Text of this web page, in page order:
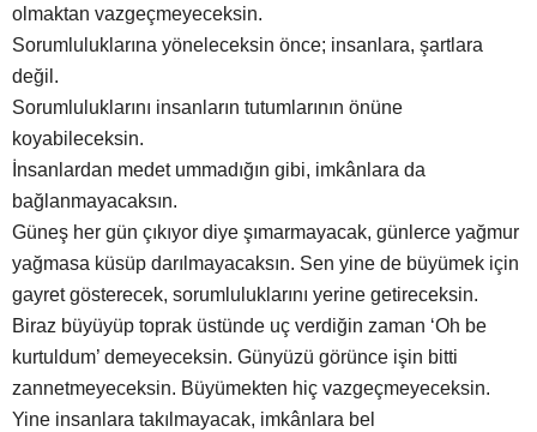
olmaktan vazgeçmeyeceksin.
Sorumluluklarına yöneleceksin önce; insanlara, şartlara
değil.
Sorumluluklarını insanların tutumlarının önüne
koyabileceksin.
İnsanlardan medet ummadığın gibi, imkânlara da
bağlanmayacaksın.
Güneş her gün çıkıyor diye şımarmayacak, günlerce yağmur
yağmasa küsüp darılmayacaksın. Sen yine de büyümek için
gayret gösterecek, sorumluluklarını yerine getireceksin.
Biraz büyüyüp toprak üstünde uç verdiğin zaman ‘Oh be
kurtuldum’ demeyeceksin. Günyüzü görünce işin bitti
zannetmeyeceksin. Büyümekten hiç vazgeçmeyeceksin.
Yine insanlara takılmayacak, imkânlara bel